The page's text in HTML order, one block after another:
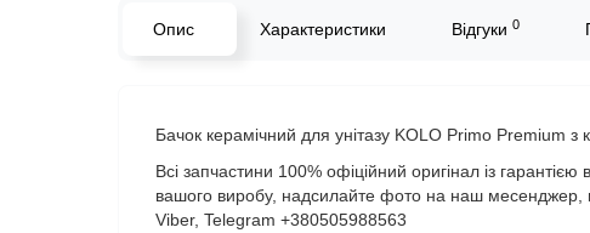
Опис Характеристики Відгуки 0
Бачок керамічний для унітазу KOLO Primo Premium
Всі запчастини 100% офіційний оригінал із
вашого виробу, надсилайте фото на наш месенджер,
Viber, Telegram +380505988563